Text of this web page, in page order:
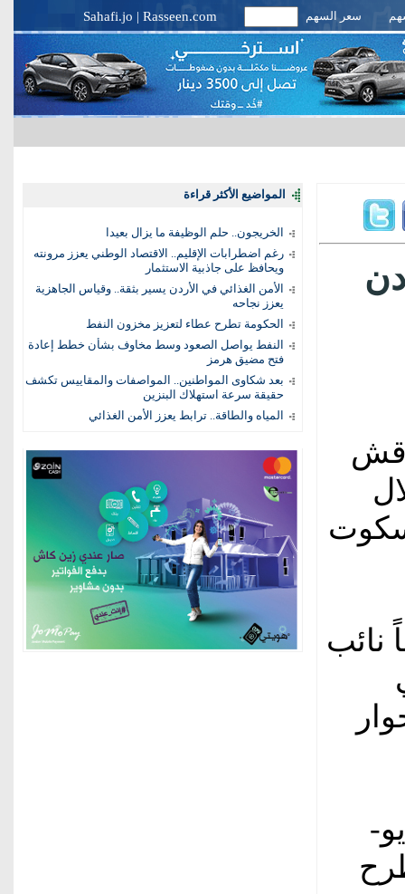
سعر السهم Sahafi.jo | Rasseen.com
المواضيع الأكثر قراءة
الخريجون.. حلم الوظيفة ما يزال بعيدا
رغم اضطرابات الإقليم.. الاقتصاد الوطني يعزز مرونته
ويحافظ على جاذبية الاستثمار
الأمن الغذائي في الأردن يسير بثقة.. وقياس الجاهزية
يعزز نجاحه
الحكومة تطرح عطاء لتعزيز مخزون النفط
النفط يواصل الصعود وسط مخاوف بشأن خطط إعادة
فتح مضيق هرمز
بعد شكاوى المواطنين.. المواصفات والمقاييس تكشف
حقيقة سرعة استهلاك البنزين
المياه والطاقة.. ترابط يعزز الأمن الغذائي
سكوت
نائب